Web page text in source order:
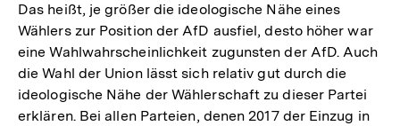
Das heißt, je größer die ideologische Nähe eines
Wählers zur Position der AfD ausfiel, desto höher war
eine Wahlwahrscheinlichkeit zugunsten der AfD. Auch
die Wahl der Union lässt sich relativ gut durch die
ideologische Nähe der Wählerschaft zu dieser Partei
erklären. Bei allen Parteien, denen 2017 der Einzug in